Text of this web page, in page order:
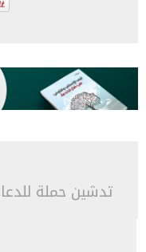
تدشين حملة